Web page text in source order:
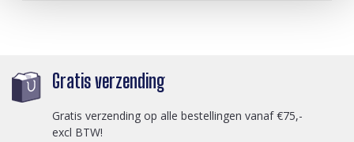
Gratis verzending
Gratis verzending op alle bestellingen vanaf €75,-
excl BTW!